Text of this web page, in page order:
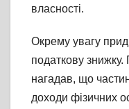
власності.
Окрему увагу
податкову знижку.
нагадав, що
доходи фізичних